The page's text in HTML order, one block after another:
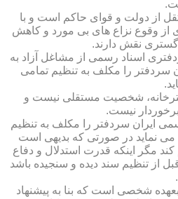
از دولت و قوای حاکم است و با
از وقوع نزاع های بی مورد و کاهش
نقش دارند.
اسناد رسمی از مشاغل آزاد به
سردفتر را مکلف به تنظیم تمامی
شخصیت مستقلی نیست و
نیست.
رسمی ایران سردفتر را مکلف به تنظیم
می نماید در صورتی که بدیهی است
مگر اینکه قدرت استدلال و دفاع
از تنظیم سند دیده و سنجیده باشد
شخصی است که بنا به پیشنهاد